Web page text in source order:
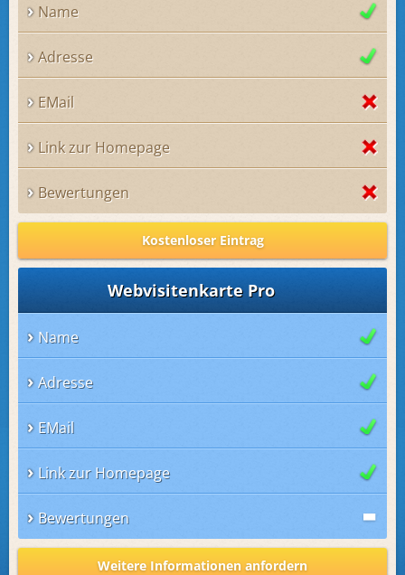
Name
Adresse
EMail
Link zur Homepage
Bewertungen
Kostenloser Eintrag
Webvisitenkarte Pro
Name
Adresse
EMail
Link zur Homepage
Bewertungen
Weitere Informationen anfordern